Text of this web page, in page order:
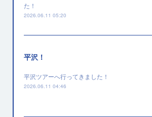
た！
2026.06.11 05:20
平沢！
平沢ツアーへ行ってきました！
2026.06.11 04:46